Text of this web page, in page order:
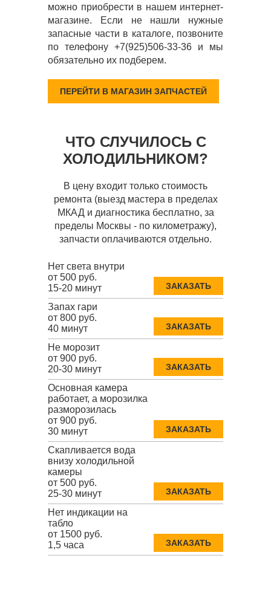
можно приобрести в нашем интернет-
магазине. Если не нашли нужные
запасные части в каталоге, позвоните
по телефону +7(925)506-33-36 и мы
обязательно их подберем.
ПЕРЕЙТИ В МАГАЗИН ЗАПЧАСТЕЙ
ЧТО СЛУЧИЛОСЬ С
ХОЛОДИЛЬНИКОМ?
В цену входит только стоимость
ремонта (выезд мастера в пределах
МКАД и диагностика бесплатно, за
пределы Москвы - по километражу),
запчасти оплачиваются отдельно.
Нет света внутри
от 500 руб.
15-20 минут
ЗАКАЗАТЬ
Запах гари
от 800 руб.
40 минут
ЗАКАЗАТЬ
Не морозит
от 900 руб.
20-30 минут
ЗАКАЗАТЬ
Основная камера
работает, а морозилка
разморозилась
от 900 руб.
30 минут
ЗАКАЗАТЬ
Скапливается вода
внизу холодильной
камеры
от 500 руб.
25-30 минут
ЗАКАЗАТЬ
Нет индикации на
табло
от 1500 руб.
1,5 часа
ЗАКАЗАТЬ